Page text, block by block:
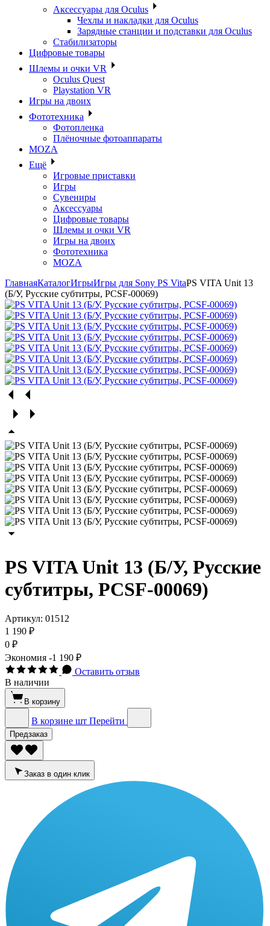
Аксессуары для Oculus
Чехлы и накладки для Oculus
Зарядные станции и подставки для Oculus
Стабилизаторы
Цифровые товары
Шлемы и очки VR
Oculus Quest
Playstation VR
Игры на двоих
Фототехника
Фотопленка
Плёночные фотоаппараты
MOZA
Ещё
Игровые приставки
Игры
Сувениры
Аксессуары
Цифровые товары
Шлемы и очки VR
Игры на двоих
Фототехника
MOZA
ГлавнаяКаталогИгрыИгры для Sony PS VitaPS VITA Unit 13
(Б/У, Русские субтитры, PCSF-00069)
PS VITA Unit 13 (Б/У, Русские
субтитры, PCSF-00069)
Артикул: 01512
1 190 ₽
0 ₽
Экономия -1 190 ₽
Оставить отзыв
В наличии
В корзину
В корзине шт Перейти
Предзаказ
Заказ в один клик